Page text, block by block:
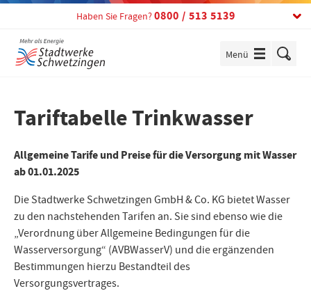
Menü
einblenden
Haben Sie Fragen?Telefon:
0800 / 513 5139
Tariftabelle Trinkwasser
Allgemeine Tarife und Preise für die Versorgung mit Wasser
ab 01.01.2025
Die Stadtwerke Schwetzingen GmbH & Co. KG bietet Wasser
zu den nachstehenden Tarifen an. Sie sind ebenso wie die
„Verordnung über Allgemeine Bedingungen für die
Wasserversorgung“ (AVBWasserV) und die ergänzenden
Bestimmungen hierzu Bestandteil des
Versorgungsvertrages.